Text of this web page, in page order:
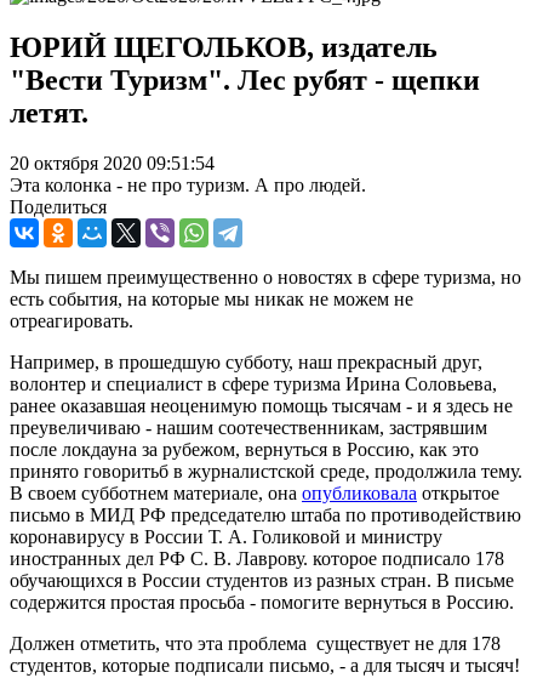
ЮРИЙ ЩЕГОЛЬКОВ, издатель
"Вести Туризм". Лес рубят - щепки
летят.
20 октября 2020 09:51:54
Эта колонка - не про туризм. А про людей.
Поделиться
Мы пишем преимущественно о новостях в сфере туризма, но
есть события, на которые мы никак не можем не
отреагировать.
Например, в прошедшую субботу, наш прекрасный друг,
волонтер и специалист в сфере туризма Ирина Соловьева,
ранее оказавшая неоценимую помощь тысячам - и я здесь не
преувеличиваю - нашим соотечественникам, застрявшим
после локдауна за рубежом, вернуться в Россию, как это
принято говоритьб в журналистской среде, продолжила тему.
В своем субботнем материале, она опубликовала открытое
письмо в МИД РФ председателю штаба по противодействию
коронавирусу в России Т. А. Голиковой и министру
иностранных дел РФ С. В. Лаврову. которое подписало 178
обучающихся в России студентов из разных стран. В письме
содержится простая просьба - помогите вернуться в Россию.
Должен отметить, что эта проблема существует не для 178
студентов, которые подписали письмо, - а для тысяч и тысяч!